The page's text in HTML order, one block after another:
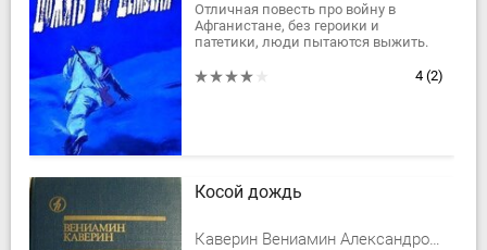
Отличная повесть про войну в
Афганистане, без героики и
патетики, люди пытаются выжить.
возраст, эти мальчишки все равно
4 (2)
Косой дождь
Каверин Вениамин Александрович